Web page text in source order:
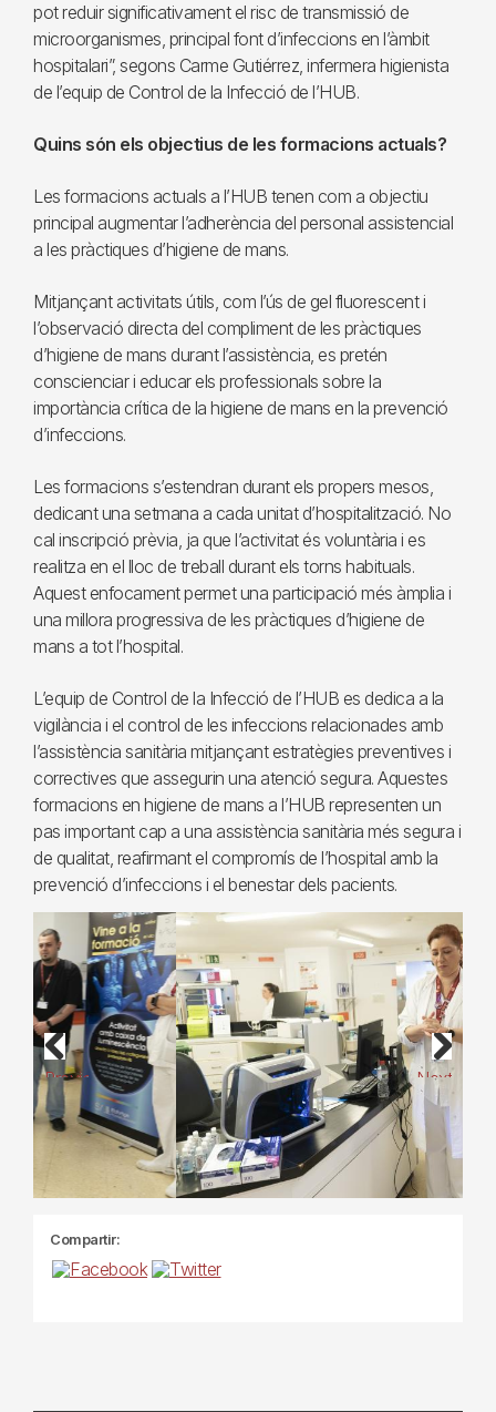
pot reduir significativament el risc de transmissió de
microorganismes, principal font d’infeccions en l’àmbit
hospitalari”, segons Carme Gutiérrez, infermera higienista
de l’equip de Control de la Infecció de l’HUB.
Quins són els objectius de les formacions actuals?
Les formacions actuals a l’HUB tenen com a objectiu
principal augmentar l’adherència del personal assistencial
a les pràctiques d’higiene de mans.
Mitjançant activitats útils, com l’ús de gel fluorescent i
l’observació directa del compliment de les pràctiques
d’higiene de mans durant l’assistència, es pretén
conscienciar i educar els professionals sobre la
importància crítica de la higiene de mans en la prevenció
d’infeccions.
Les formacions s’estendran durant els propers mesos,
dedicant una setmana a cada unitat d’hospitalització. No
cal inscripció prèvia, ja que l’activitat és voluntària i es
realitza en el lloc de treball durant els torns habituals.
Aquest enfocament permet una participació més àmplia i
una millora progressiva de les pràctiques d’higiene de
mans a tot l’hospital.
L’equip de Control de la Infecció de l’HUB es dedica a la
vigilància i el control de les infeccions relacionades amb
l’assistència sanitària mitjançant estratègies preventives i
correctives que assegurin una atenció segura. Aquestes
formacions en higiene de mans a l’HUB representen un
pas important cap a una assistència sanitària més segura i
de qualitat, reafirmant el compromís de l’hospital amb la
prevenció d’infeccions i el benestar dels pacients.
Previous Next
Compartir: